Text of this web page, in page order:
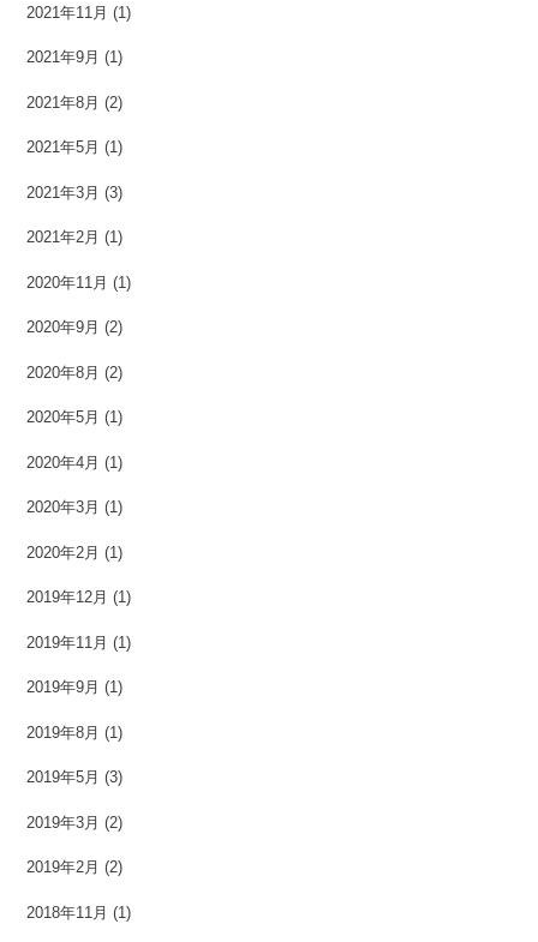
2021年11月 (1)
2021年9月 (1)
2021年8月 (2)
2021年5月 (1)
2021年3月 (3)
2021年2月 (1)
2020年11月 (1)
2020年9月 (2)
2020年8月 (2)
2020年5月 (1)
2020年4月 (1)
2020年3月 (1)
2020年2月 (1)
2019年12月 (1)
2019年11月 (1)
2019年9月 (1)
2019年8月 (1)
2019年5月 (3)
2019年3月 (2)
2019年2月 (2)
2018年11月 (1)